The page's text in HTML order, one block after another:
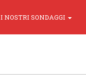
I NOSTRI SONDAGGI